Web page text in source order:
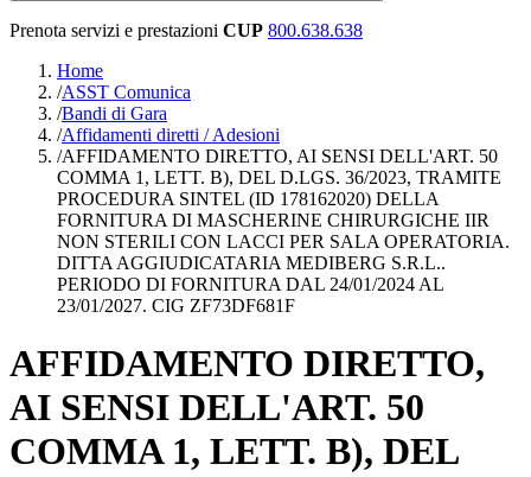
Prenota servizi e prestazioni CUP 800.638.638
Home
/ASST Comunica
/Bandi di Gara
/Affidamenti diretti / Adesioni
/AFFIDAMENTO DIRETTO, AI SENSI DELL'ART. 50
COMMA 1, LETT. B), DEL D.LGS. 36/2023, TRAMITE
PROCEDURA SINTEL (ID 178162020) DELLA
FORNITURA DI MASCHERINE CHIRURGICHE IIR
NON STERILI CON LACCI PER SALA OPERATORIA.
DITTA AGGIUDICATARIA MEDIBERG S.R.L..
PERIODO DI FORNITURA DAL 24/01/2024 AL
23/01/2027. CIG ZF73DF681F
AFFIDAMENTO DIRETTO,
AI SENSI DELL'ART. 50
COMMA 1, LETT. B), DEL